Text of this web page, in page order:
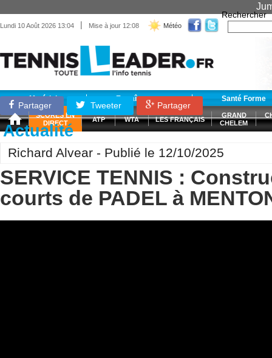
Lundi 10 Août 2026 13:04 | Mise à jour 12:08 Météo
Rechercher
Matériel Entraînement Santé Forme
SCORES EN
DIRECT
ATP WTA LES FRANÇAIS
GRAND
CHELEM
Partager Tweeter Partager
Actualité
Richard Alvear - Publié le 12/10/2025
SERVICE TENNIS :
courts de PADEL à